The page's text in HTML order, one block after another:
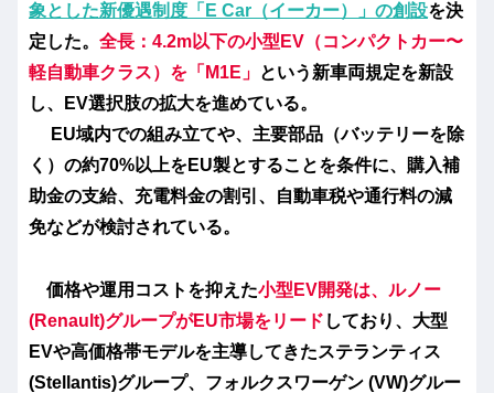
象とした新優遇制度「E Car（イーカー）」の創設を決
定した。 全長：4.2m以下の小型EV （コンパクトカー〜
軽自動車クラス）を「 M1E 」 という新車両規定を新設
し、EV選択肢の拡大を進めている。
EU域内での組み立てや、主要部品（バッテリーを除
く）の約70%以上をEU製とすることを条件に、購入補
助金の支給、充電料金の割引、自動車税や通行料の減
免などが検討されている。
価格や運用コストを抑えた小型EV開発は、 ルノー
(Renault)グループがEU市場をリード しており、大型
EVや高価格帯モデルを主導してきたステランティス
(Stellantis)グループ、 フォルクスワーゲン (VW)グルー